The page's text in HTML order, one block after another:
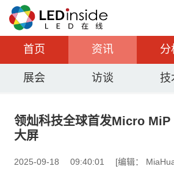
首页 资讯 分
展会 访谈 技
领灿科技全球首发Micro MiP
大屏
2025-09-18 09:40:01 [编辑：